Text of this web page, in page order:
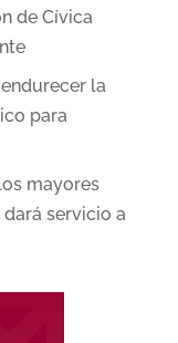
de Cívica
la
para
mayores
servicio a